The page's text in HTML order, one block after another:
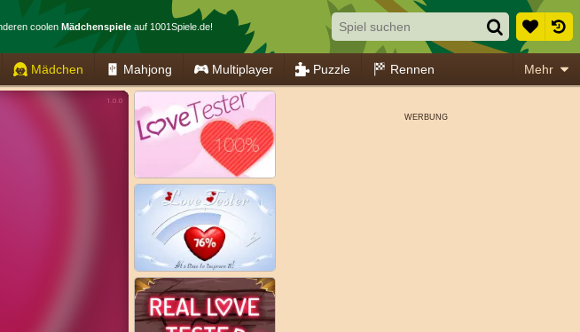
coolen Mädchenspieleauf 1001Spiele.de!
Mädchen Mahjong Multiplayer Puzzle Rennen Mehr